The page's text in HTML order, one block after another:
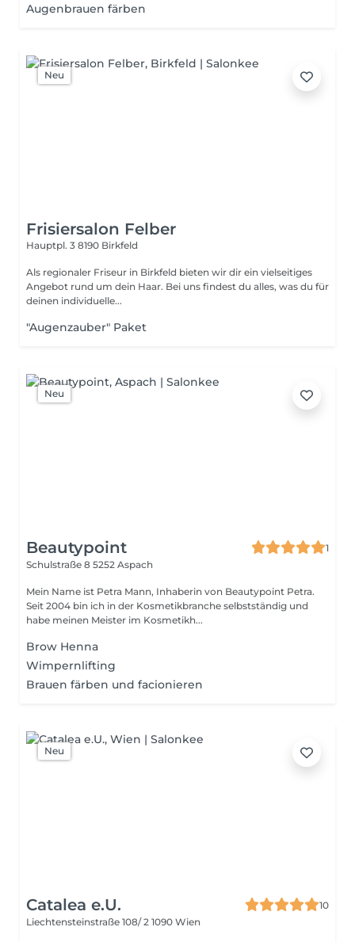
Augenbrauen färben
Neu
Frisiersalon Felber
Hauptpl. 3 8190 Birkfeld
Als regionaler Friseur in Birkfeld bieten wir dir ein vielseitiges
Angebot rund um dein Haar. Bei uns findest du alles, was du für
deinen individuelle...
"Augenzauber" Paket
Neu
Beautypoint
1
Schulstraße 8 5252 Aspach
Mein Name ist Petra Mann, Inhaberin von Beautypoint Petra.
Seit 2004 bin ich in der Kosmetikbranche selbstständig und
habe meinen Meister im Kosmetikh...
Brow Henna
Wimpernlifting
Brauen färben und facionieren
Neu
Catalea e.U.
10
Liechtensteinstraße 108/ 2 1090 Wien